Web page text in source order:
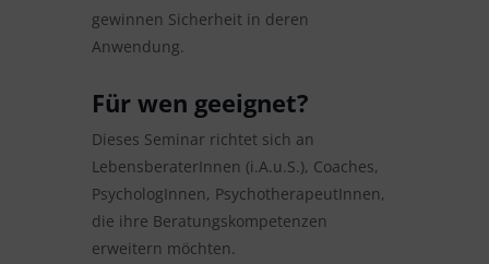
gewinnen Sicherheit in deren
Anwendung.
Für wen geeignet?
Dieses Seminar richtet sich an
LebensberaterInnen (i.A.u.S.), Coaches,
PsychologInnen, PsychotherapeutInnen,
die ihre Beratungskompetenzen
erweitern möchten.